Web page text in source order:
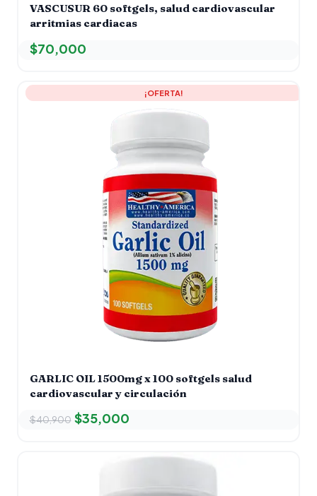
VASCUSUR 60 softgels, salud cardiovascular
arritmias cardiacas
$70,000
¡OFERTA!
GARLIC OIL 1500mg x 100 softgels salud
cardiovascular y circulación
$40,900
El
precio
$40,900.
$35,000
El
precio
es:
$35,000.